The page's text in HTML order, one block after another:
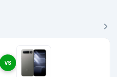
VS